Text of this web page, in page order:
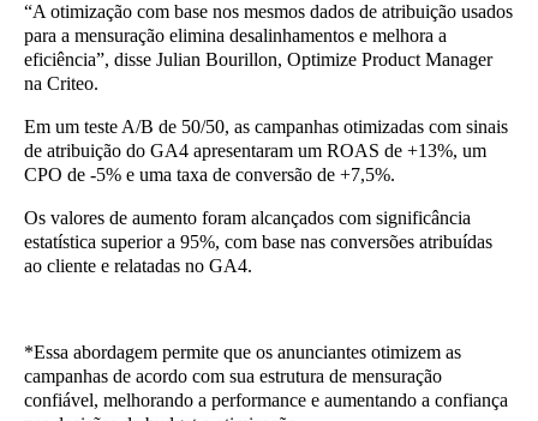
“A otimização com base nos mesmos dados de atribuição usados
para a mensuração elimina desalinhamentos e melhora a
eficiência”, disse Julian Bourillon, Optimize Product Manager
na Criteo.
Em um teste A/B de 50/50, as campanhas otimizadas com sinais
de atribuição do GA4 apresentaram um ROAS de +13%, um
CPO de -5% e uma taxa de conversão de +7,5%.
Os valores de aumento foram alcançados com significância
estatística superior a 95%, com base nas conversões atribuídas
ao cliente e relatadas no GA4.
*Essa abordagem permite que os anunciantes otimizem as
campanhas de acordo com sua estrutura de mensuração
confiável, melhorando a performance e aumentando a confiança